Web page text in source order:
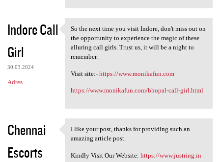
Indore Call
Girl
30.03.2024
Adres
So the next time you visit
So the next time you visit Indore, don't miss out on
the opportunity to experience the magic of these
alluring call girls. Trust us, it will be a night to
remember.
Visit site:- https://www.monikafun.com
https://www.monikafun.com/bhopal-call-girl.html
Chennai
Escorts
I like your post, thanks for
I like your post, thanks for providing such an
amazing article post.
Kindly Visit Our Website: https://www.justring.in